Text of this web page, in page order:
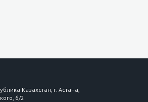
Казахстан, г. Астана,
6/2